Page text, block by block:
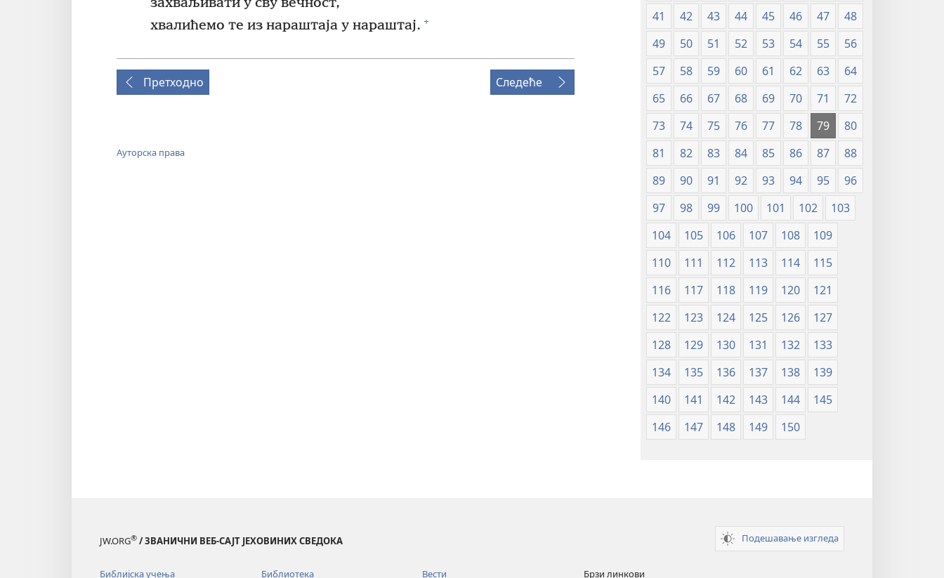
захваљивати у сву вечност,
хвалићемо те из нараштаја у нараштај. +
Претходно Следеће
Ауторска права
41
42 43 44 45 46 47
48
49
50 51 52 53 54 55
56
57
58 59 60 61 62 63
64
65
66 67 68 69 70 71
72
73
74 75 76 77 78 79
80
81
82 83 84 85 86 87
88
89
90 91 92 93 94 95
96
97
98 99 100 101 102
103
104
105 106 107 108
109
110
111 112 113 114
115
116
117 118 119 120
121
122
123 124 125 126
127
128
129 130 131 132
133
134
135 136 137 138
139
140
141 142 143 144
145
146
147 148 149 150
JW.ORG® / ЗВАНИЧНИ ВЕБ-САЈТ ЈЕХОВИНИХ СВЕДОКА Подешавање изгледа
Библијска учења Библиотека Вести Брзи линкови